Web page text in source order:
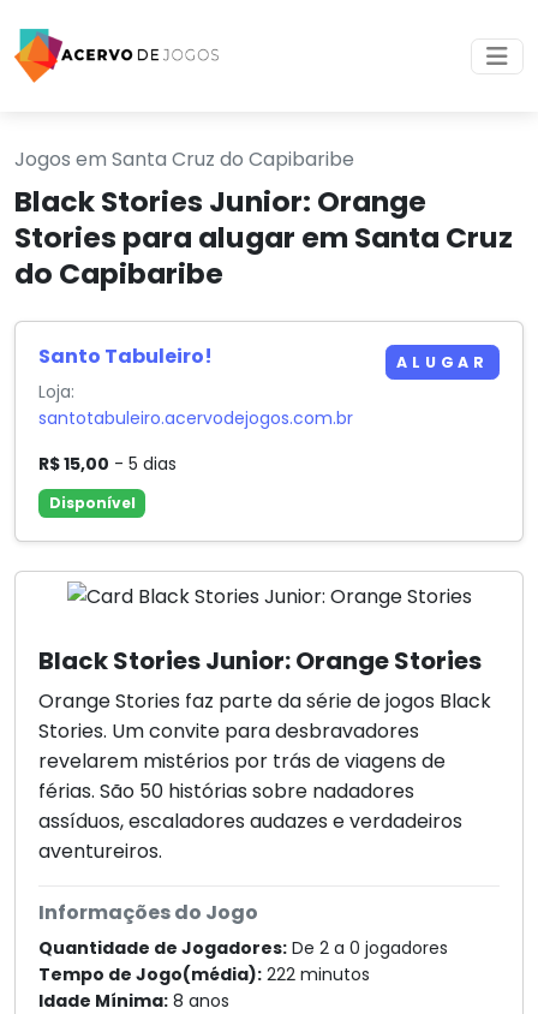
Jogos em Santa Cruz do Capibaribe
Black Stories Junior: Orange
Stories para alugar em Santa Cruz
do Capibaribe
Black Stories Junior: Orange Stories
Orange Stories faz parte da série de jogos Black
Stories. Um convite para desbravadores
revelarem mistérios por trás de viagens de
férias. São 50 histórias sobre nadadores
assíduos, escaladores audazes e verdadeiros
aventureiros.
Informações do Jogo
Quantidade de Jogadores: De 2 a 0 jogadores
Tempo de Jogo(média): 222 minutos
Idade Mínima: 8 anos
Santo Tabuleiro!
Loja:
santotabuleiro.acervodejogos.com.br
R$ 15,00 - 5 dias
Disponível
ALUGAR